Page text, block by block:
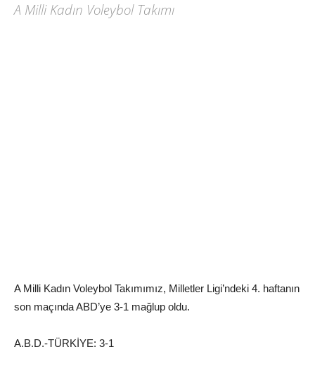
A Milli Kadın Voleybol Takımı
A Milli Kadın Voleybol Takımımız, Milletler Ligi’ndeki 4. haftanın
son maçında ABD’ye 3-1 mağlup oldu.
A.B.D.-TÜRKİYE: 3-1